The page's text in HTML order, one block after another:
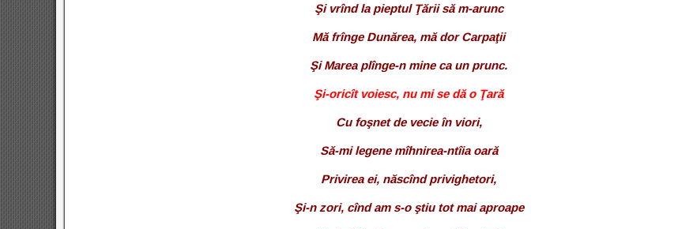
Şi vrînd la pieptul Ţării să m-arunc
Mă frînge Dunărea, mă dor Carpaţii
Şi Marea plînge-n mine ca un prunc.
Şi-oricît voiesc, nu mi se dă o Ţară
Cu foşnet de vecie în viori,
Să-mi legene mîhnirea-ntîia oară
Privirea ei, născînd privighetori,
Şi-n zori, cînd am s-o ştiu tot mai aproape